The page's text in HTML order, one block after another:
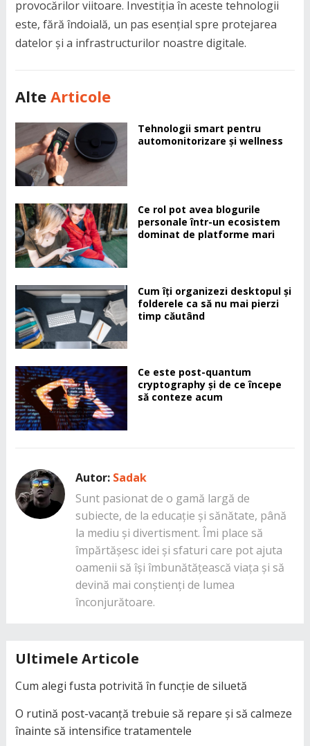
provocărilor viitoare. Investiția în aceste tehnologii
este, fără îndoială, un pas esențial spre protejarea
datelor și a infrastructurilor noastre digitale.
Alte Articole
Tehnologii smart pentru
automonitorizare și wellness
Ce rol pot avea blogurile
personale într-un ecosistem
dominat de platforme mari
Cum îți organizezi desktopul și
folderele ca să nu mai pierzi
timp căutând
Ce este post-quantum
cryptography și de ce începe
să conteze acum
Autor: Sadak
Sunt pasionat de o gamă largă de
subiecte, de la educație și sănătate, până
la mediu și divertisment. Îmi place să
împărtășesc idei și sfaturi care pot ajuta
oamenii să își îmbunătățească viața și să
devină mai conștienți de lumea
înconjurătoare.
Ultimele Articole
Cum alegi fusta potrivită în funcție de siluetă
O rutină post-vacanță trebuie să repare și să calmeze
înainte să intensifice tratamentele